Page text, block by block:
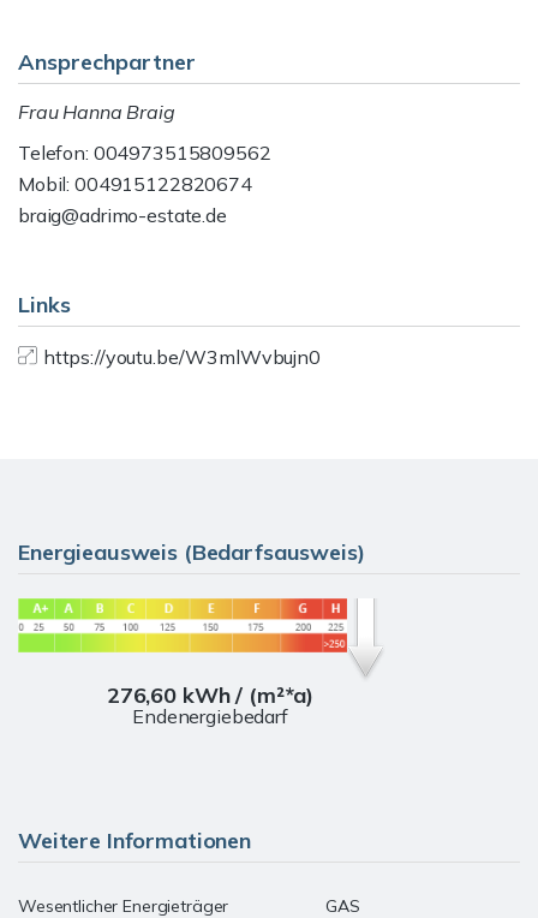
Ansprechpartner
Frau Hanna Braig
Telefon: 004973515809562
Mobil: 004915122820674
braig@adrimo-estate.de
Links
https://youtu.be/W3mlWvbujn0
Energieausweis (Bedarfsausweis)
276,60 kWh / (m²*a)
Endenergiebedarf
Weitere Informationen
Wesentlicher Energieträger
GAS